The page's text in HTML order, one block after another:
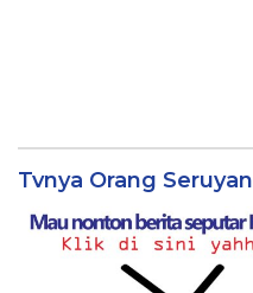
Tvnya Orang Seruyan